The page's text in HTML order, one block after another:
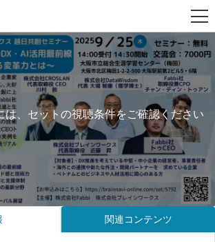
は、セットの視聴条件をご確認ください
関連コンテンツ